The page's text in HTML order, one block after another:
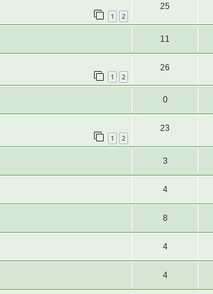
1 2
25
11
1 2
26
0
1 2
23
3
4
8
4
4